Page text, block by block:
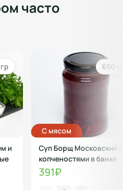
часто
и
650 гр
С мясом
Суп Борщ Московский с
копченостями в банке
391₽